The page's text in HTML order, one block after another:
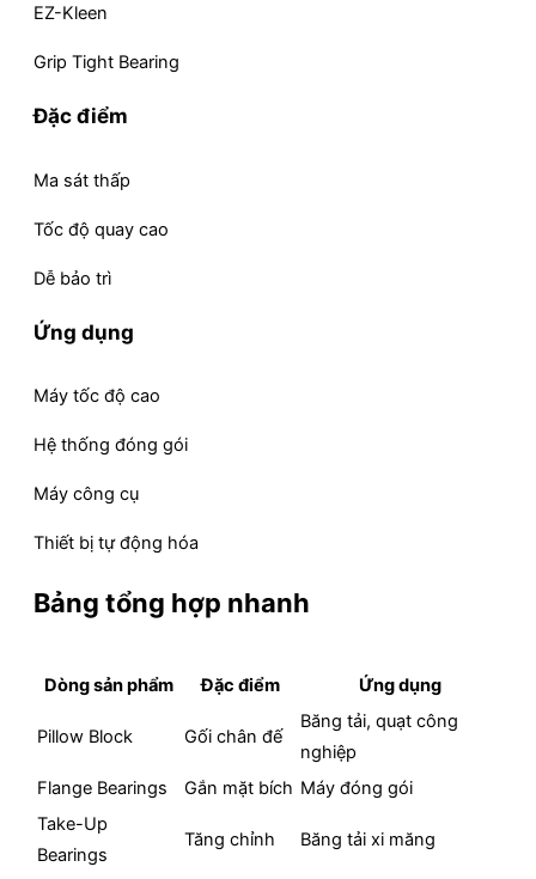
EZ-Kleen
Grip Tight Bearing
Đặc điểm
Ma sát thấp
Tốc độ quay cao
Dễ bảo trì
Ứng dụng
Máy tốc độ cao
Hệ thống đóng gói
Máy công cụ
Thiết bị tự động hóa
Bảng tổng hợp nhanh
Dòng sản phẩm Đặc điểm Ứng dụng
Pillow Block Gối chân đế
Băng tải, quạt công
nghiệp
Flange Bearings
Gắn mặt bích Máy đóng gói
Take-Up
Bearings
Tăng chỉnh Băng tải xi măng